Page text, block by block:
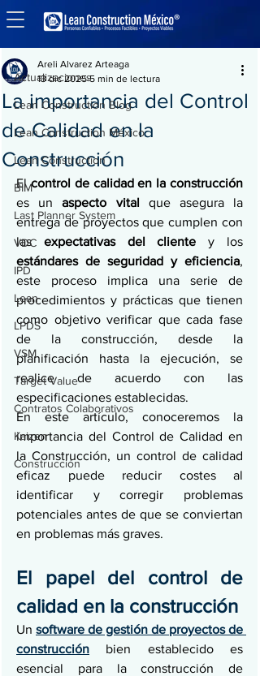
Entrada
Actualizaciones
Lean Construction Blog
Lean Construction México
Lean Construction
BIM
Last Planner System
VDC
IPD
Lean
LPDS
VSM
Target Value
Contratos Colaborativos
Kaizen
Construcción
La importancia del Control
de Calidad en la
Construcción
Areli Alvarez Arteaga
13 dic 2025 5 min de lectura
El
es un aspecto vital que asegura la
entrega de proyectos que cumplen con
las expectativas del cliente y los
estándares de seguridad y eficiencia,
este proceso implica una serie de
procedimientos y prácticas que tienen
como objetivo verificar que cada fase
de la construcción, desde la
planificación hasta la ejecución, se
realice de acuerdo con las
especificaciones establecidas.
En este artículo, conoceremos la
importancia del Control de Calidad en
la Construcción, un control de calidad
eficaz puede reducir costes al
identificar y corregir problemas
potenciales antes de que se conviertan
en problemas más graves.
El papel del control de
calidad en la construcción
Un software de gestión de proyectos de
construcción bien establecido es
esencial para la construcción de